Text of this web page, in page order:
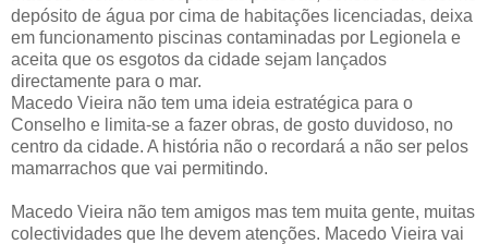
depósito de água por cima de habitações licenciadas, deixa
em funcionamento piscinas contaminadas por Legionela e
aceita que os esgotos da cidade sejam lançados
directamente para o mar.
Macedo Vieira não tem uma ideia estratégica para o
Conselho e limita-se a fazer obras, de gosto duvidoso, no
centro da cidade. A história não o recordará a não ser pelos
mamarrachos que vai permitindo.
Macedo Vieira não tem amigos mas tem muita gente, muitas
colectividades que lhe devem atenções. Macedo Vieira vai